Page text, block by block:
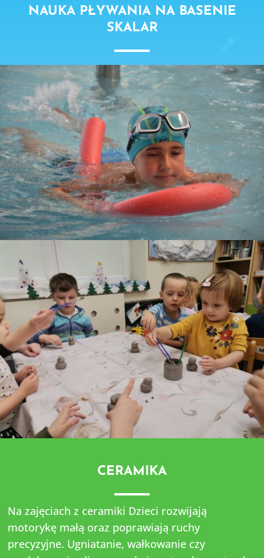
NAUKA PŁYWANIA NA BASENIE
SKALAR
CERAMIKA
Na zajęciach z ceramiki Dzieci rozwijają
motorykę małą oraz poprawiają ruchy
precyzyjne. Ugniatanie, wałkowanie czy